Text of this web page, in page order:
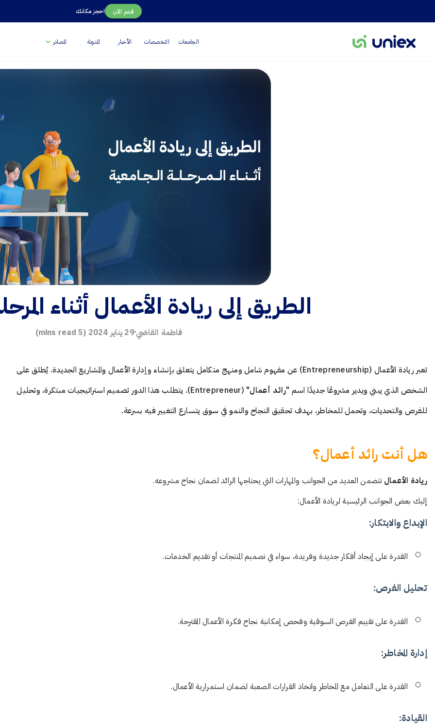
احجز مكانك قدم الآن
الجامعات التخصصات الأخبار المدونة المصادر
الطريق إلى ريادة الأعمال أثناء
فاطمة القاضي29 يناير 2024 (
5
mins read)
تعبر ريادة الأعمال (Entrepreneurship) عن مفهوم شامل ومنهج متكامل يتعلق بإنشاء وإدارة الأعمال والمشاريع الجديدة. يُطلق على
الشخص الذي يبني ويدير مشروعًا جديدًا اسم "رائد أعمال " (Entrepreneur). يتطلب هذا الدور تصميم استراتيجيات مبتكرة، وتحليل
للفرص والتحديات، وتحمل للمخاطر، بهدف تحقيق النجاح والنمو في سوق يتسارع التغيير فيه بسرعة.
هل أنت رائد أعمال؟
ريادة الأعمال تتضمن العديد من الجوانب والمهارات التي يحتاجها الرائد لضمان نجاح مشروعه.
إليك بعض الجوانب الرئيسية لريادة الأعمال:
الإبداع والابتكار:
القدرة على إيجاد أفكار جديدة وفريدة، سواء في تصميم المنتجات أو تقديم الخدمات.
تحليل الفرص:
القدرة على تقييم الفرص السوقية وفحص إمكانية نجاح فكرة الأعمال المقترحة.
إدارة المخاطر:
القدرة على التعامل مع المخاطر واتخاذ القرارات الصعبة لضمان استمرارية الأعمال.
القيادة: